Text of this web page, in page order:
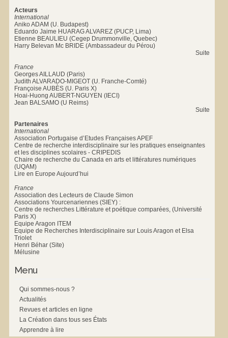
Acteurs
International
Aniko ADAM (U. Budapest)
Eduardo Jaime HUARAG ALVAREZ (PUCP, Lima)
Etienne BEAULIEU (Cegep Drummonville, Quebec)
Harry Belevan Mc BRIDE (Ambassadeur du Pérou)
Suite
France
Georges AILLAUD (Paris)
Judith ALVARADO-MIGEOT (U. Franche-Comté)
Françoise AUBÈS (U. Paris X)
Hoai-Huong AUBERT-NGUYEN (IECI)
Jean BALSAMO (U Reims)
Suite
Partenaires
International
Association Portugaise d’Etudes Françaises APEF
Centre de recherche interdisciplinaire sur les pratiques enseignantes
et les disciplines scolaires - CRIPEDIS
Chaire de recherche du Canada en arts et littératures numériques
(UQAM)
Lire en Europe Aujourd’hui
France
Association des Lecteurs de Claude Simon
Associations Yourcenariennes (SIEY) :
Centre de recherches Littérature et poétique comparées, (Université
Paris X)
Equipe Aragon ITEM
Equipe de Recherches Interdisciplinaire sur Louis Aragon et Elsa
Triolet
Henri Béhar (Site)
Mélusine
Menu
Qui sommes-nous ?
Actualités
Revues et articles en ligne
La Création dans tous ses États
Apprendre à lire